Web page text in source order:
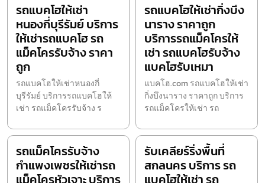
รถแบคโฮให้เช่า
หนองกี่บุรีรัมย์ บริการ
ให้เช่ารถแบคโฮ รถ
แม็คโครรับจ้าง ราคา
ถูก
รถแบคโฮให้เช่าหนองกี่
บุรีรัมย์ บริการรถแบคโฮให้
เช่า รถแม็คโครรับจ้าง ร
รถแบคโฮให้เช่ากิ่งบึง
นาราง ราคาถูก
บริการรถแม็คโครให้
เช่า รถแบคโฮรับจ้าง
แบคโฮรับเหมา
แบคโฮ.com รถแบคโฮให้เช่า
กิ่งบึงนาราง ราคาถูก บริการ
รถแม็คโครให้เช่า รถ
รถแม็คโครรับจ้าง
กำแพงเพชรให้เช่ารถ
แม็คโครหัวเจาะ บริการ
รับเคลียร์ริ่งพื้นที่
สกลนคร บริการ รถ
แบคโฮให้เช่า รถ